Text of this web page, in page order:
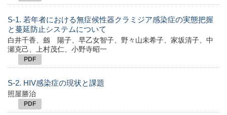
S-1. 若年者における無症候性器クラミジア感染症の実態把握
と蔓延防止システムについて
白井千香、劔 陽子、早乙女智子、野々山未希子、家坂清子、中
瀬克己、上村茂仁、小野寺昭一
PDF
S-2. HIV感染症の現状と課題
照屋勝治
PDF